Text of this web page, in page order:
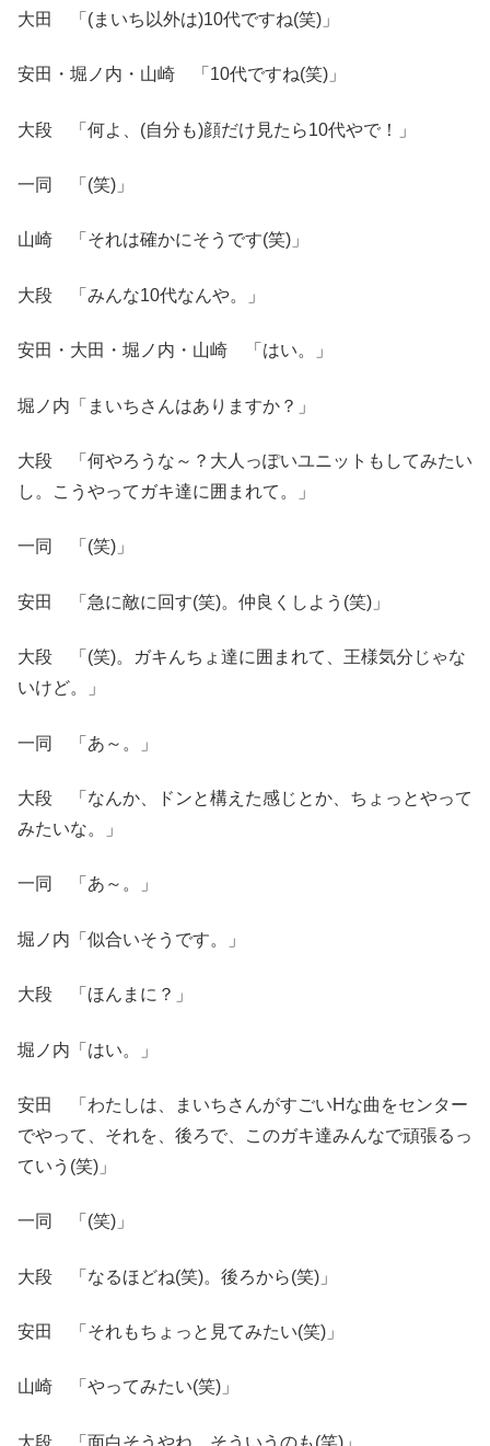
大田 「(まいち以外は)10代ですね(笑)」
安田・堀ノ内・山崎 「10代ですね(笑)」
大段 「何よ、(自分も)顔だけ見たら10代やで！」
一同 「(笑)」
山崎 「それは確かにそうです(笑)」
大段 「みんな10代なんや。」
安田・大田・堀ノ内・山崎 「はい。」
堀ノ内「まいちさんはありますか？」
大段 「何やろうな～？大人っぽいユニットもしてみたい
し。こうやってガキ達に囲まれて。」
一同 「(笑)」
安田 「急に敵に回す(笑)。仲良くしよう(笑)」
大段 「(笑)。ガキんちょ達に囲まれて、王様気分じゃな
いけど。」
一同 「あ～。」
大段 「なんか、ドンと構えた感じとか、ちょっとやって
みたいな。」
一同 「あ～。」
堀ノ内「似合いそうです。」
大段 「ほんまに？」
堀ノ内「はい。」
安田 「わたしは、まいちさんがすごいHな曲をセンター
でやって、それを、後ろで、このガキ達みんなで頑張るっ
ていう(笑)」
一同 「(笑)」
大段 「なるほどね(笑)。後ろから(笑)」
安田 「それもちょっと見てみたい(笑)」
山崎 「やってみたい(笑)」
大段 「面白そうやね、そういうのも(笑)」